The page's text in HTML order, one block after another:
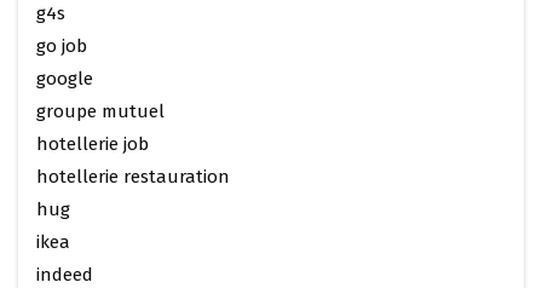
g4s
go job
google
groupe mutuel
hotellerie job
hotellerie restauration
hug
ikea
indeed